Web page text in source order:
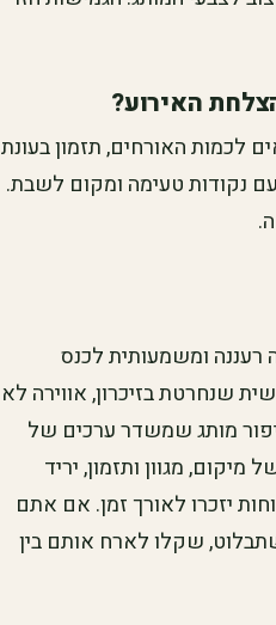
האירוע?
לכמות האורחים, תזמון בעונת
נקודות טעימה ומקום לשבת.
רעננה ומשמעותית לכנס
שנחרטת בזיכרון, אווירה לא
מותג שמשדר ערכים של
מיקום, מגוון ותזמון, יריד
יזכרו לאורך זמן. אם אתם
שקלו לארח אותם בין